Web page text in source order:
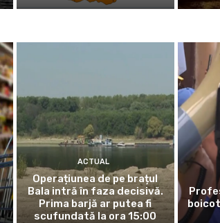
ACTUAL
Operațiunea de pe brațul
Bala intră în faza decisivă.
Prima barjă ar putea fi
scufundată la ora 15:00